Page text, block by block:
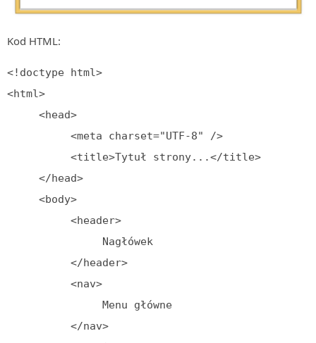
Git
EXCEL
WYDARZENIA
Kod HTML:
<!doctype html>
<html>
     <head>
          <meta charset="UTF-8" />
          <title>Tytuł strony...</title>
     </head>
     <body>
          <header>
               Nagłówek
          </header>
          <nav>
               Menu główne
          </nav>